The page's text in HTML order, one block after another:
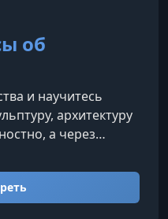
об
и научитесь
архитектуру
а через
и скрытых
видеть больше,